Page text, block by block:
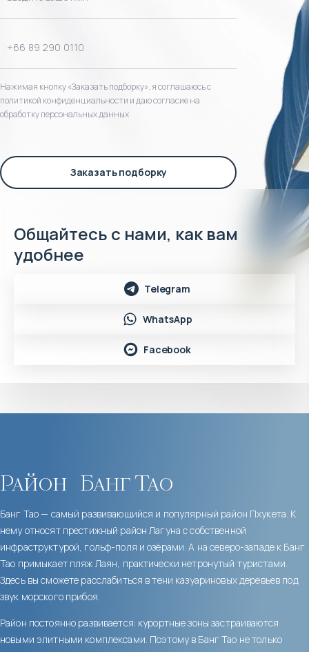
Нажимая кнопку «Заказать подборку», я соглашаюсь с
политикой конфиденциальности и даю согласие на
обработку персональных данных
Заказать подборку
Общайтесь с нами, как вам
удобнее
Telegram
WhatsApp
Facebook
Район Банг Тао
Банг Тао — самый развивающийся и популярный район Пхукета. К
нему относят престижный район Лагуна с собственной
инфраструктурой, гольф-поля и озёрами. А на северо-западе к Банг
Тао примыкает пляж Лаян, практически нетронутый туристами.
Здесь вы сможете расслабиться в тени казуариновых деревьев под
звук морского прибоя.
Район постоянно развивается: курортные зоны застраиваются
новыми элитными комплексами. Поэтому в Банг Тао не только